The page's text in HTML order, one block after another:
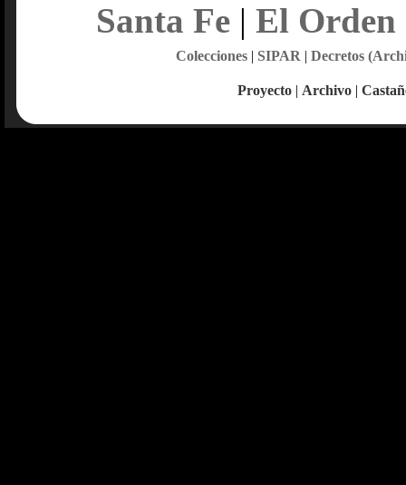
Santa Fe| El Orden
Colecciones| SIPAR | Decretos
Proyecto | Archivo |